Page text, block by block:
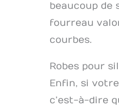
beaucoup de
fourreau
courbes.
Robes pour
Enfin, si
c’est-à-dire